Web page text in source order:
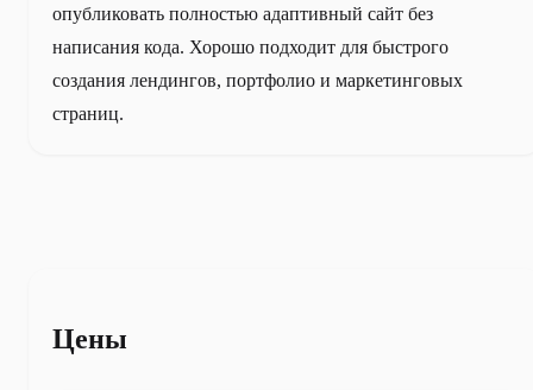
опубликовать полностью адаптивный сайт без
написания кода. Хорошо подходит для быстрого
создания лендингов, портфолио и маркетинговых
страниц.
Цены